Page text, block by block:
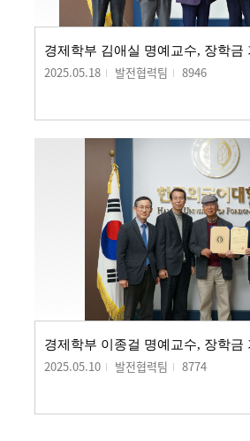
2025.05.18 발전협력팀 8946
2025.05.10 발전협력팀 8774